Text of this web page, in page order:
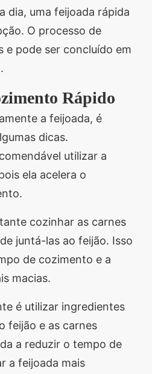
dia, uma feijoada rápida
O processo de
e pode ser concluído em
Rápido
a feijoada, é
dicas.
utilizar a
ela acelera o
cozinhar as carnes
juntá-las ao feijão. Isso
de cozimento e a
macias.
é utilizar ingredientes
feijão e as carnes
a reduzir o tempo de
a feijoada mais